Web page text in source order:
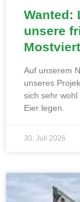
Wanted:
unsere
Auf unserem
unseres
sich sehr
Eier legen.
30. Juli 2026